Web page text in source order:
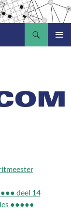
●● deel 14
●●●●●